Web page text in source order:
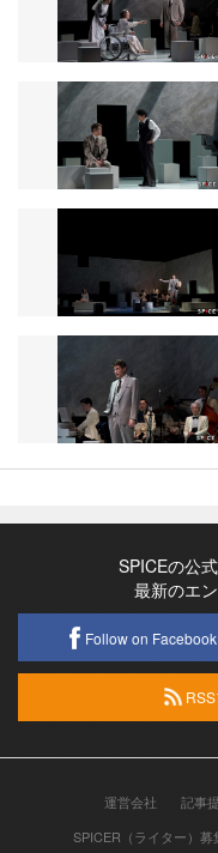
SPICEの公
最新のエ
Follow on Facebook
RSS
運営会社 記事
SPICER（ライター）募